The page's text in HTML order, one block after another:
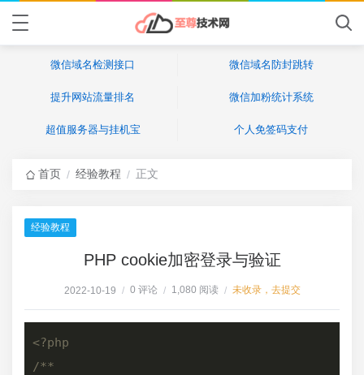
微信域名检测接口 微信域名防封跳转
提升网站流量排名 微信加粉统计系统
超值服务器与挂机宝 个人免签码支付
首页 / 经验教程 / 正文
经验教程
PHP cookie加密登录与验证
2022-10-19 / 0 评论 / 1,080 阅读 / 未收录，去提交
<?php
/**